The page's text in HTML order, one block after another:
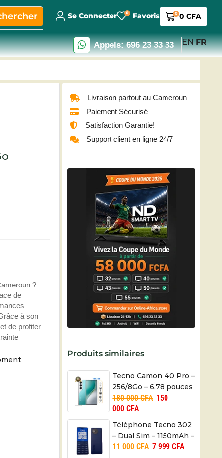
Se Connecter 0 Favoris 0 0 CFA
Appels: 696 23 33 33 EN FR
?
de
à son
de profiter
Livraison partout au Cameroun
Paiement Sécurisé
Satisfaction Garantie!
Support client en ligne 24/7
Produits similaires
Tecno Camon 40 Pro –
256/8Go – 6.78 pouces
– 5200mAh –
50+8MP/50MP – 06
180 000CFA 150
000CFA
Téléphone Tecno 302
– Dual Sim – 1150mAh –
Radio FM – 01 mois
11 000CFA 7 999CFA